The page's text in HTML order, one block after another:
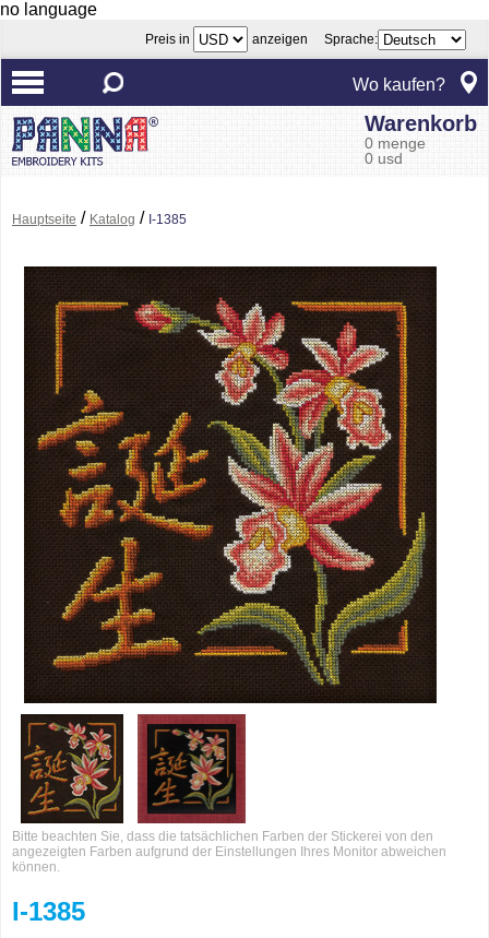
no language
Preis in anzeigen Sprache:
Wo kaufen?
Warenkorb
0 menge
0 usd
Hauptseite / Katalog / I-1385
Bitte beachten Sie, dass die tatsächlichen Farben der Stickerei von den
angezeigten Farben aufgrund der Einstellungen Ihres Monitor abweichen
können.
I-1385